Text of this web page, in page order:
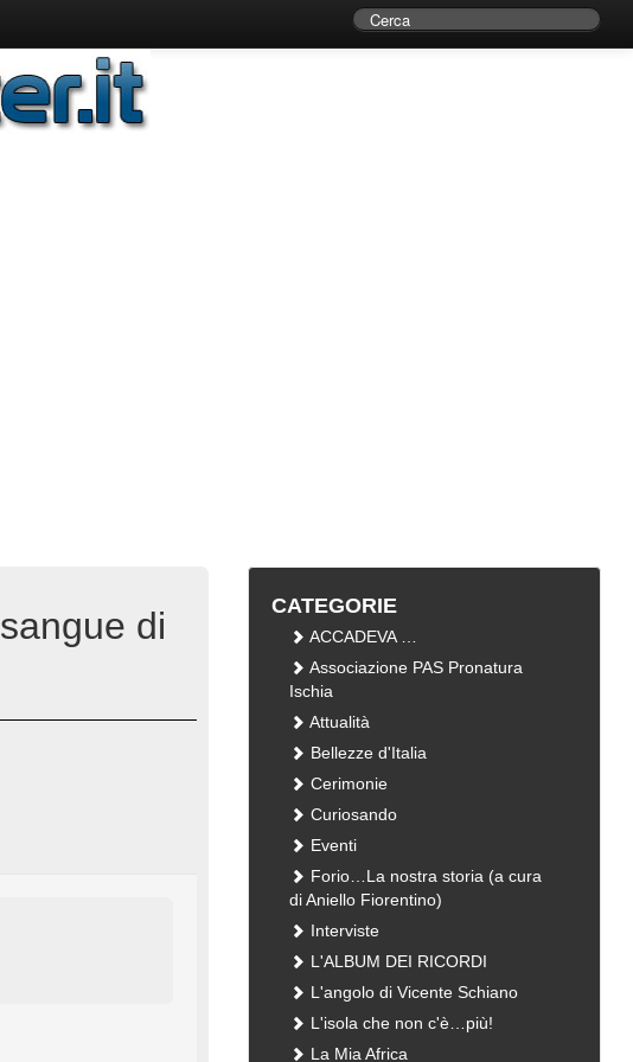
di
CATEGORIE
ACCADEVA …
Associazione PAS Pronatura
Ischia
Attualità
Bellezze d'Italia
Cerimonie
Curiosando
Eventi
Forio…La nostra storia (a cura
di Aniello Fiorentino)
Interviste
L'ALBUM DEI RICORDI
L'angolo di Vicente Schiano
L'isola che non c'è…più!
La Mia Africa